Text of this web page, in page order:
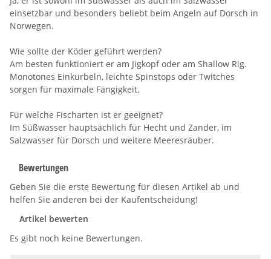
einsetzbar und besonders beliebt beim Angeln auf Dorsch in
Norwegen.
Wie sollte der Köder geführt werden?
Am besten funktioniert er am Jigkopf oder am Shallow Rig.
Monotones Einkurbeln, leichte Spinstops oder Twitches
sorgen für maximale Fängigkeit.
Für welche Fischarten ist er geeignet?
Im Süßwasser hauptsächlich für Hecht und Zander, im
Salzwasser für Dorsch und weitere Meeresräuber.
Bewertungen
Geben Sie die erste Bewertung für diesen Artikel ab und
helfen Sie anderen bei der Kaufentscheidung!
Artikel bewerten
Es gibt noch keine Bewertungen.